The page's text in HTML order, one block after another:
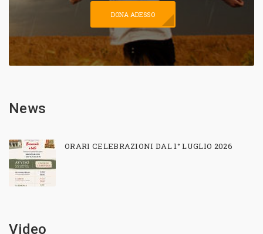
DONA ADESSO
News
ORARI CELEBRAZIONI DAL 1° LUGLIO 2026
Video